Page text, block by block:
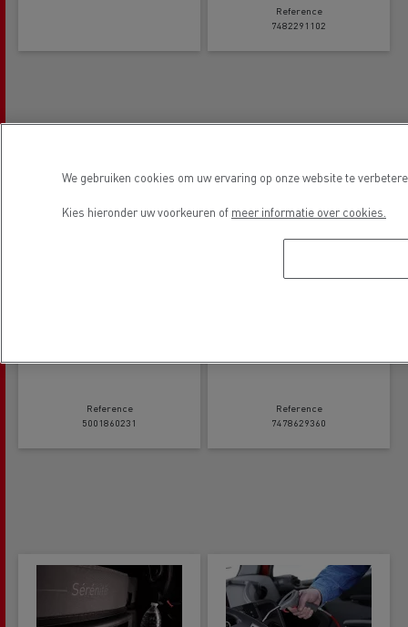
Reference
7482291102
Reference
5001860231
Reference
7478629360
We gebruiken cookies om uw ervaring op onze website te
Kies hieronder uw voorkeuren of meer informatie over cookies.